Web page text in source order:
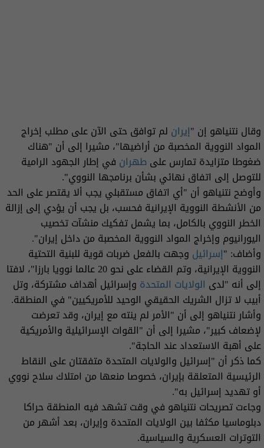
وقال نتنياهو إن "إيران لم توافق حتى الآن على مطلب إخراج
المواد النووية المخصبة من أراضيها"، مشيرا إلى أن "هناك
ضغوطا متزايدة تمارس علىطهران في إطار الجهود الرامية
للتوصل إلى اتفاق نهائي بشأن برنامجها النووي".
وأوضح نتنياهو أن "أي اتفاق مستقبلي يجب ألا يقتصر على الحد
من الأنشطة النووية الإيرانية فحسب، بل يجب أن يؤدي إلى إزالة
الخطر النووي بالكامل، بما يشمل تفكيك منشآت تخصيب
اليورانيوم وإخراج المواد النووية المخصبة من داخل إيران".
وأضاف: "إسرائيل وجهت بالفعل ضربات قوية للبنية التحتية
النووية الإيرانية، وتم القضاء على نحو 20 عالما نوويا بارزا"، لافتا
إلى أنه "لدى الولايات المتحدة وإسرائيل أهداف مشتركة، وتل
أبيب لا تزال الشريك الحقيقي الوحيد للأمريكيين" في المنطقة.
وأشار نتنياهو إلى أن "الأمر لم ينته مع إيران، وقد تعرضت
لإضعاف كبير"، مشيرا إلى أن "القوات الإسرائيلية والأمريكية
على أهبة الاستعداد عند الحاجة".
كما ذكر أن "إسرائيل والولايات المتحدة متفقتان على النقاط
الرئيسية المتعلقة بإيران، خصوصا منعها من امتلاك سلاح نووي
أو تهديد إسرائيل به".
وجاءت تصريحات نتنياهو في وقت تشهد فيه المنطقة حراكا
دبلوماسيا مكثفا بين الولايات المتحدة وإيران، بعد أشهر من
التوترات العسكرية والسياسية.